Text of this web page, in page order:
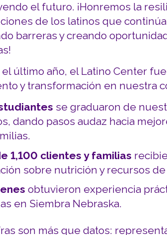
el futuro. ¡Honremos la
de los latinos que
barreras y creando
último año, el Latino Center
y transformación en nuestra
se graduaron de
dando pasos audaz hacia
1,100 clientes y familias
sobre nutrición y recursos
obtuvieron experiencia
en Siembra Nebraska.
son más que datos: